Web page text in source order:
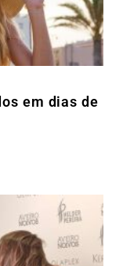
em dias de